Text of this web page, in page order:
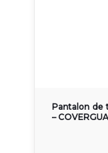
Pantalon de
–